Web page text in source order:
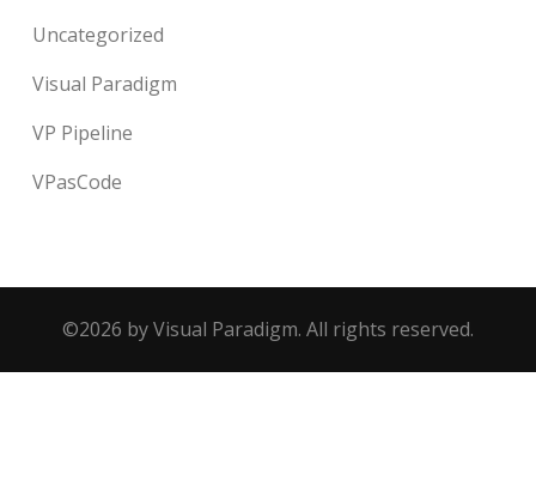
Uncategorized
Visual Paradigm
VP Pipeline
VPasCode
©2026 by Visual Paradigm. All rights reserved.